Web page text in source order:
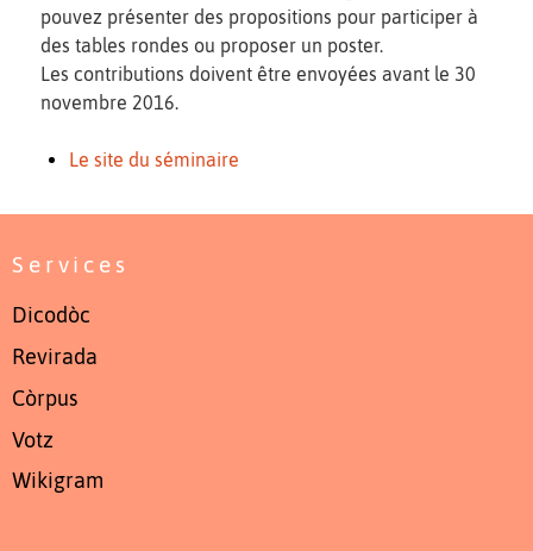
pouvez présenter des propositions pour participer à
des tables rondes ou proposer un poster.
Les contributions doivent être envoyées avant le 30
novembre 2016.
Le site du séminaire
Services
Dicodòc
Revirada
Còrpus
Votz
Wikigram